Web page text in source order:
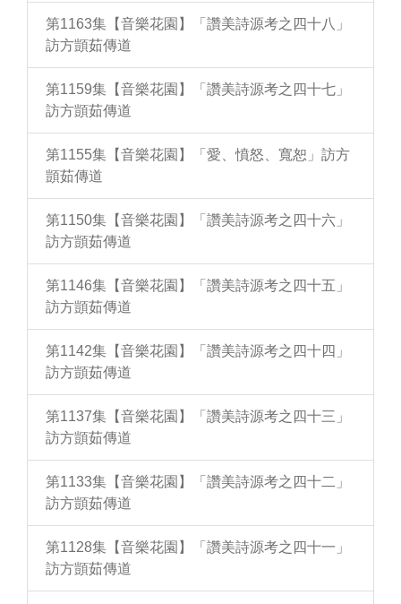
第1163集【音樂花園】「讚美詩源考之四十八」
訪方顗茹傳道
第1159集【音樂花園】「讚美詩源考之四十七」
訪方顗茹傳道
第1155集【音樂花園】「愛、憤怒、寬恕」訪方
顗茹傳道
第1150集【音樂花園】「讚美詩源考之四十六」
訪方顗茹傳道
第1146集【音樂花園】「讚美詩源考之四十五」
訪方顗茹傳道
第1142集【音樂花園】「讚美詩源考之四十四」
訪方顗茹傳道
第1137集【音樂花園】「讚美詩源考之四十三」
訪方顗茹傳道
第1133集【音樂花園】「讚美詩源考之四十二」
訪方顗茹傳道
第1128集【音樂花園】「讚美詩源考之四十一」
訪方顗茹傳道